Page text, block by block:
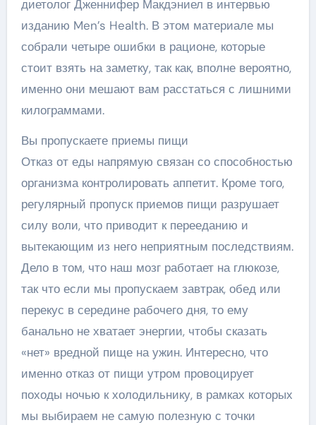
диетолог Дженнифер Макдэниел в интервью
изданию Men’s Health. В этом материале мы
собрали четыре ошибки в рационе, которые
стоит взять на заметку, так как, вполне вероятно,
именно они мешают вам расстаться с лишними
килограммами.
Вы пропускаете приемы пищи
Отказ от еды напрямую связан со способностью
организма контролировать аппетит. Кроме того,
регулярный пропуск приемов пищи разрушает
силу воли, что приводит к перееданию и
вытекающим из него неприятным последствиям.
Дело в том, что наш мозг работает на глюкозе,
так что если мы пропускаем завтрак, обед или
перекус в середине рабочего дня, то ему
банально не хватает энергии, чтобы сказать
«нет» вредной пище на ужин. Интересно, что
именно отказ от пищи утром провоцирует
походы ночью к холодильнику, в рамках которых
мы выбираем не самую полезную с точки